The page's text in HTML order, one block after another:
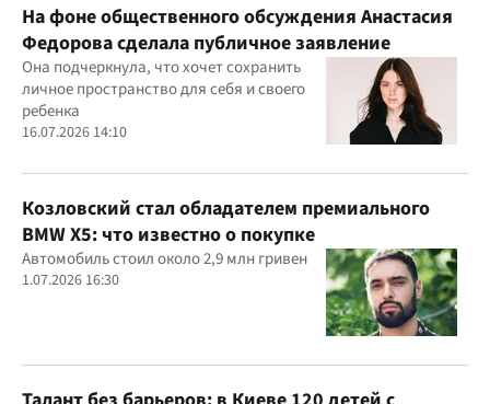
На фоне общественного обсуждения Анастасия
Федорова сделала публичное заявление
Она подчеркнула, что хочет сохранить
личное пространство для себя и своего
ребенка
16.07.2026 14:10
Козловский стал обладателем премиального
BMW X5: что известно о покупке
Автомобиль стоил около 2,9 млн гривен
1.07.2026 16:30